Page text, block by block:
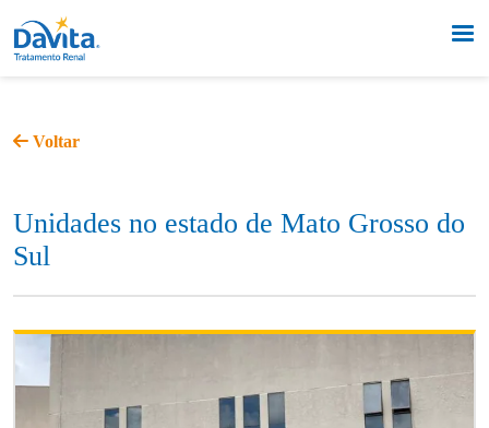
Voltar
Unidades no estado de Mato Grosso do
Sul